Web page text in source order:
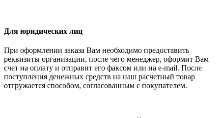
Для юридических лиц
При оформлении заказа Вам необходимо предоставить
реквизиты организации, после чего менеджер, оформит Вам
счет на оплату и отправит его факсом или на e-mail. После
поступления денежных средств на наш расчетный товар
отгружается способом, согласованным с покупателем.